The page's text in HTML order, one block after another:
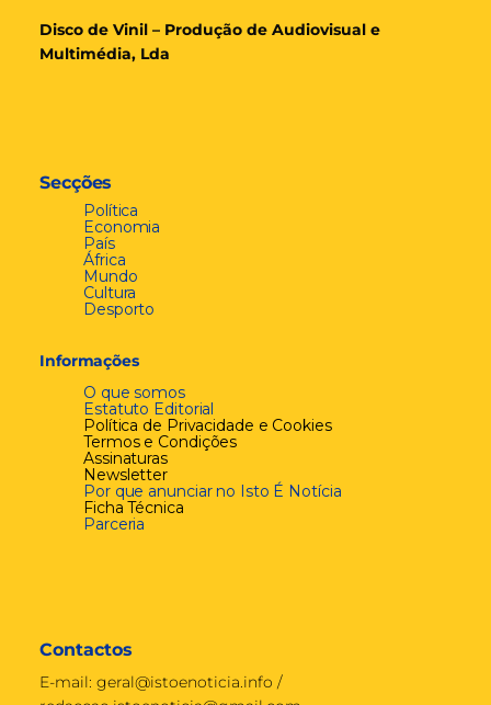
Disco de Vinil – Produção de Audiovisual e
Multimédia, Lda
Secções
Política
Economia
País
África
Mundo
Cultura
Desporto
Informações
O que somos
Estatuto Editorial
Política de Privacidade e Cookies
Termos e Condições
Assinaturas
Newsletter
Por que anunciar no Isto É Notícia
Ficha Técnica
Parceria
Contactos
E-mail: geral@istoenoticia.info /